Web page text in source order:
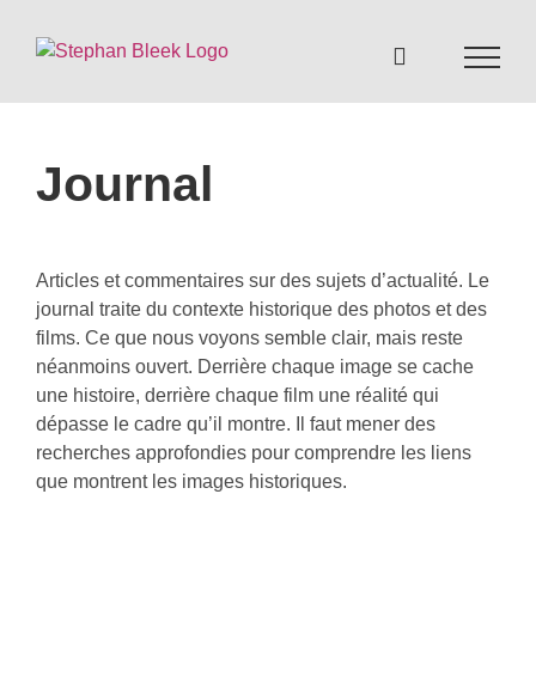
Journal
Articles et commentaires sur des sujets d’actualité. Le
journal traite du contexte historique des photos et des
films. Ce que nous voyons semble clair, mais reste
néanmoins ouvert. Derrière chaque image se cache
une histoire, derrière chaque film une réalité qui
dépasse le cadre qu’il montre. Il faut mener des
recherches approfondies pour comprendre les liens
que montrent les images historiques.